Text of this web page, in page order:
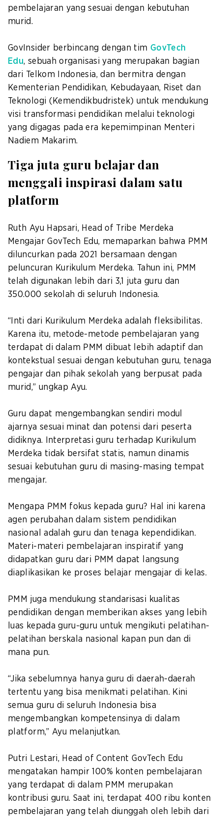
pembelajaran yang sesuai dengan kebutuhan
murid.
GovInsider berbincang dengan tim GovTech
Edu, sebuah organisasi yang merupakan bagian
dari Telkom Indonesia, dan bermitra dengan
Kementerian Pendidikan, Kebudayaan, Riset dan
Teknologi (Kemendikbudristek) untuk mendukung
visi transformasi pendidikan melalui teknologi
yang digagas pada era kepemimpinan Menteri
Nadiem Makarim.
Tiga juta guru belajar dan
menggali inspirasi dalam satu
platform
Ruth Ayu Hapsari, Head of Tribe Merdeka
Mengajar GovTech Edu, memaparkan bahwa PMM
diluncurkan pada 2021 bersamaan dengan
peluncuran Kurikulum Merdeka. Tahun ini, PMM
telah digunakan lebih dari 3,1 juta guru dan
350.000 sekolah di seluruh Indonesia.
“Inti dari Kurikulum Merdeka adalah fleksibilitas.
Karena itu, metode-metode pembelajaran yang
terdapat di dalam PMM dibuat lebih adaptif dan
kontekstual sesuai dengan kebutuhan guru, tenaga
pengajar dan pihak sekolah yang berpusat pada
murid,” ungkap Ayu.
Guru dapat mengembangkan sendiri modul
ajarnya sesuai minat dan potensi dari peserta
didiknya. Interpretasi guru terhadap Kurikulum
Merdeka tidak bersifat statis, namun dinamis
sesuai kebutuhan guru di masing-masing tempat
mengajar.
Mengapa PMM fokus kepada guru? Hal ini karena
agen perubahan dalam sistem pendidikan
nasional adalah guru dan tenaga kependidikan.
Materi-materi pembelajaran inspiratif yang
didapatkan guru dari PMM dapat langsung
diaplikasikan ke proses belajar mengajar di kelas.
PMM juga mendukung standarisasi kualitas
pendidikan dengan memberikan akses yang lebih
luas kepada guru-guru untuk mengikuti pelatihan-
pelatihan berskala nasional kapan pun dan di
mana pun.
“Jika sebelumnya hanya guru di daerah-daerah
tertentu yang bisa menikmati pelatihan. Kini
semua guru di seluruh Indonesia bisa
mengembangkan kompetensinya di dalam
platform,” Ayu melanjutkan.
Putri Lestari, Head of Content GovTech Edu
mengatakan hampir 100% konten pembelajaran
yang terdapat di dalam PMM merupakan
kontribusi guru. Saat ini, terdapat 400 ribu konten
pembelajaran yang telah diunggah oleh lebih dari